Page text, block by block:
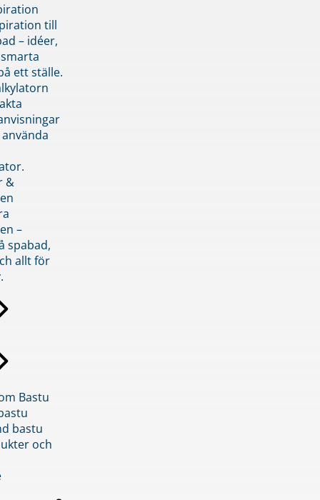
till
– idéer,
ett ställe.
&
–
spabad,
allt för
Bastu
bastu
och